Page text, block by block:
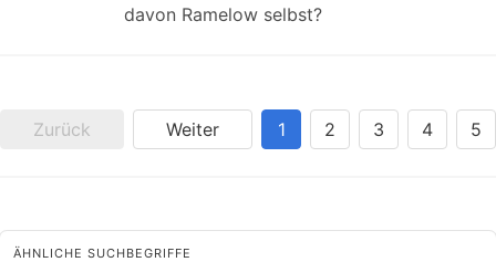
davon Ramelow selbst?
Zurück Weiter 1 2 3 4 5
ÄHNLICHE SUCHBEGRIFFE